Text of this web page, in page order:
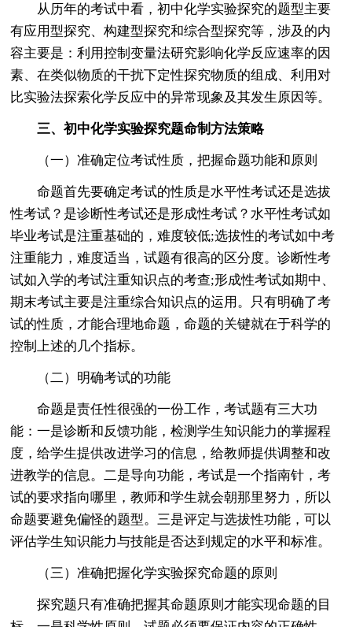
从历年的考试中看，初中化学实验探究的题型主要
有应用型探究、构建型探究和综合型探究等，涉及的内
容主要是：利用控制变量法研究影响化学反应速率的因
素、在类似物质的干扰下定性探究物质的组成、利用对
比实验法探索化学反应中的异常现象及其发生原因等。
三、初中化学实验探究题命制方法策略
（一）准确定位考试性质，把握命题功能和原则
命题首先要确定考试的性质是水平性考试还是选拔
性考试？是诊断性考试还是形成性考试？水平性考试如
毕业考试是注重基础的，难度较低;选拔性的考试如中考
注重能力，难度适当，试题有很高的区分度。诊断性考
试如入学的考试注重知识点的考查;形成性考试如期中、
期末考试主要是注重综合知识点的运用。只有明确了考
试的性质，才能合理地命题，命题的关键就在于科学的
控制上述的几个指标。
（二）明确考试的功能
命题是责任性很强的一份工作，考试题有三大功
能：一是诊断和反馈功能，检测学生知识能力的掌握程
度，给学生提供改进学习的信息，给教师提供调整和改
进教学的信息。二是导向功能，考试是一个指南针，考
试的要求指向哪里，教师和学生就会朝那里努力，所以
命题要避免偏怪的题型。三是评定与选拔性功能，可以
评估学生知识能力与技能是否达到规定的水平和标准。
（三）准确把握化学实验探究命题的原则
探究题只有准确把握其命题原则才能实现命题的目